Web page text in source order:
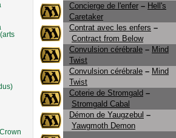
Concierge de l'enfer – Hell's
Caretaker
Contrat avec les enfers –
Contract from Below
Convulsion cérébrale – Mind
Twist
Convulsion cérébrale – Mind
Twist
Coterie de Stromgald –
Stromgald Cabal
Démon de Yaugzebul –
Yawgmoth Demon